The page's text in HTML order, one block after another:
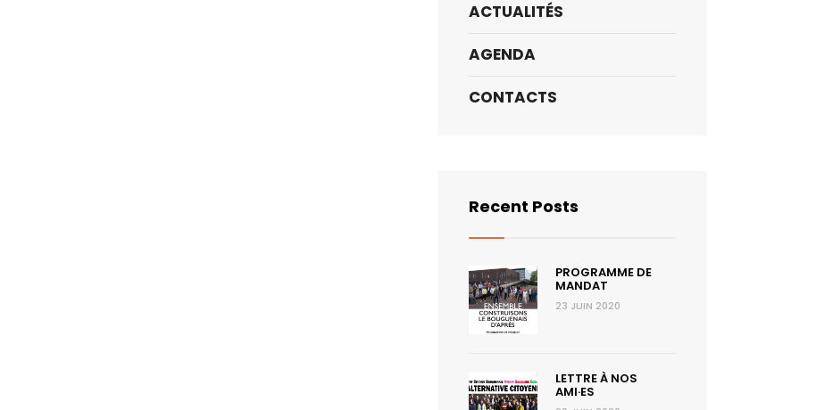
ACTUALITÉS
AGENDA
CONTACTS
Recent Posts
PROGRAMME DE
MANDAT
23 JUIN 2020
LETTRE À NOS
AMI·ES